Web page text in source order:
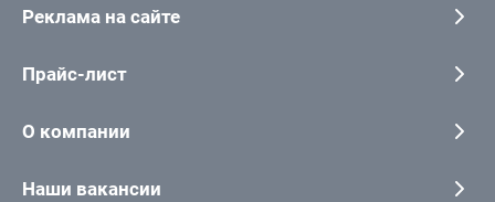
Реклама на сайте
Прайс-лист
О компании
Наши вакансии